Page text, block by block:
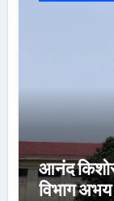
आनंद किशोर
विभाग